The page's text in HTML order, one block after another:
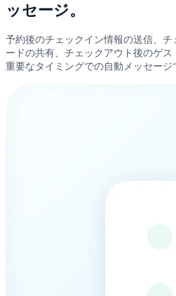
ッセージ。
予約後のチェックイン情報の送信、
ードの共有、チェックアウト後のゲ
重要なタイミングでの自動メッセージ